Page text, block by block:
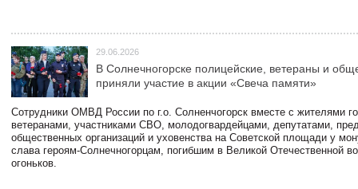
29.06.2026
В Солнечногорске полицейские, ветераны и
приняли участие в акции «Свеча памяти»
Сотрудники ОМВД России по г.о. Солненчогорск вместе с жителями
ветеранами, участниками СВО, молодогвардейцами, депутатами,
общественных организаций и уховенства на Советской площади у
слава героям-Солнечногорцам, погибшим в Великой Отечественной
огоньков.